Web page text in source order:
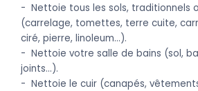
- Nettoie tous les sols, traditionnels
(carrelage, tomettes, terre cuite,
ciré, pierre, linoleum…).
- Nettoie votre salle de bains (sol,
joints…).
- Nettoie le cuir (canapés,